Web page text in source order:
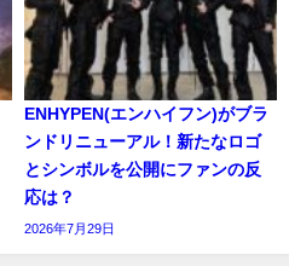
ENHYPEN(エンハイフン)がブラ
ンドリニューアル！新たなロゴ
とシンボルを公開にファンの反
応は？
2026年7月29日